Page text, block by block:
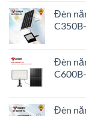
Đèn
Đèn
Đèn